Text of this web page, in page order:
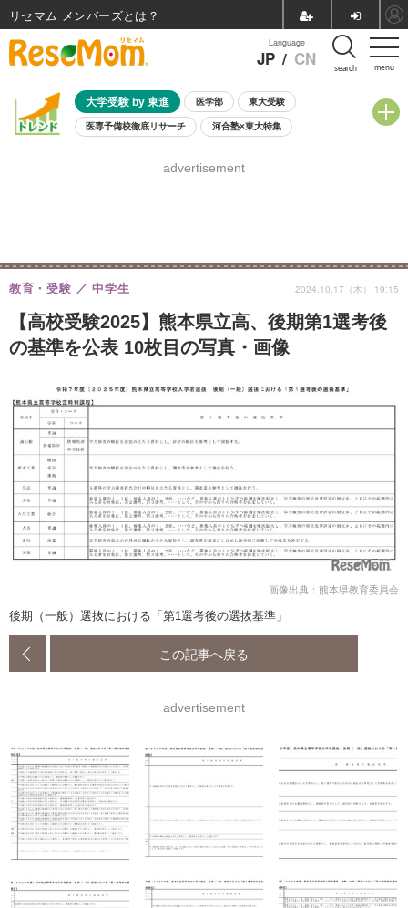
menu
Language
JP / CN search
大学受験 by 東進 医学部 東大受験
医専予備校徹底リサーチ 河合塾×東大特集
8月開催学校説明会・相談会
advertisement
【高校受験2025】熊本県立高、後期第1選考後
の基準を公表 10枚目の写真・画像
教育・受験 中学生 2024.10.17（木） 19:15
画像出典：熊本県教育委員会
後期（一般）選抜における「第1選考後の選抜基準」
この記事へ戻る
advertisement
リセマム メンバーズ